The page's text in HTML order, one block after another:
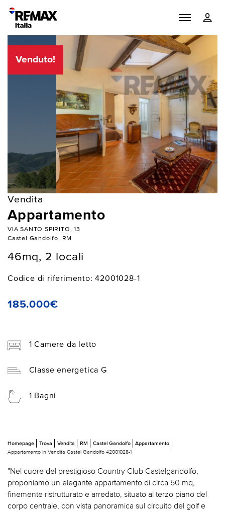
Venduto!
Vendita
Appartamento
VIA SANTO SPIRITO, 13
Castel Gandolfo, RM
46mq, 2 locali
Codice di riferimento: 42001028-1
185.000€
1 Camere da letto
Classe energetica G
1 Bagni
Homepage Trova Vendita RM Castel Gandolfo
Appartamento
Appartamento In Vendita Castel Gandolfo 42001028-1
"Nel cuore del prestigioso Country Club Castelgandolfo,
proponiamo un elegante appartamento di circa 50 mq,
finemente ristrutturato e arredato, situato al terzo piano del
corpo centrale, con vista panoramica sul circuito del golf e